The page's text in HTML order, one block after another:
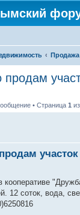
продам
• Страница 1 из
кооперативе
12 соток, вода,